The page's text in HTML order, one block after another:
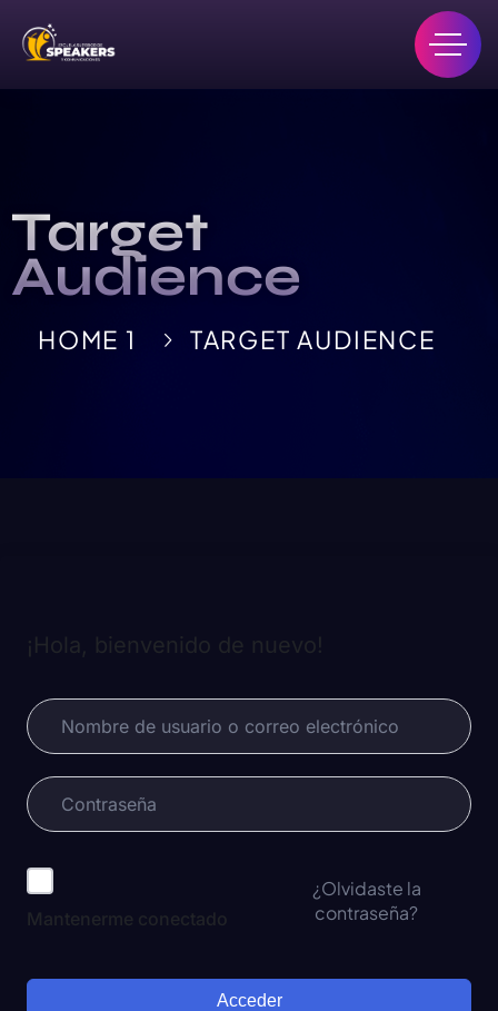
Target
Audience
HOME 1 TARGET AUDIENCE
¡Hola, bienvenido de nuevo!
Mantenerme conectado
¿Olvidaste la
contraseña?
Acceder